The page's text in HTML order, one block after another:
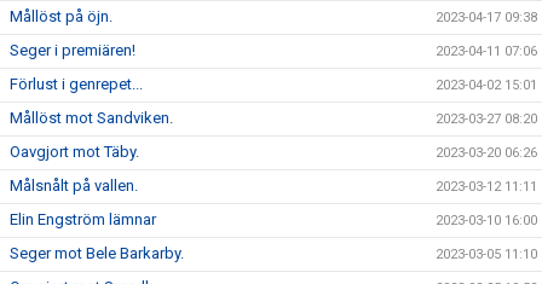
Mållöst på öjn. 2023-04-17 09:38
Seger i premiären! 2023-04-11 07:06
Förlust i genrepet... 2023-04-02 15:01
Mållöst mot Sandviken. 2023-03-27 08:20
Oavgjort mot Täby. 2023-03-20 06:26
Målsnålt på vallen. 2023-03-12 11:11
Elin Engström lämnar 2023-03-10 16:00
Seger mot Bele Barkarby. 2023-03-05 11:10